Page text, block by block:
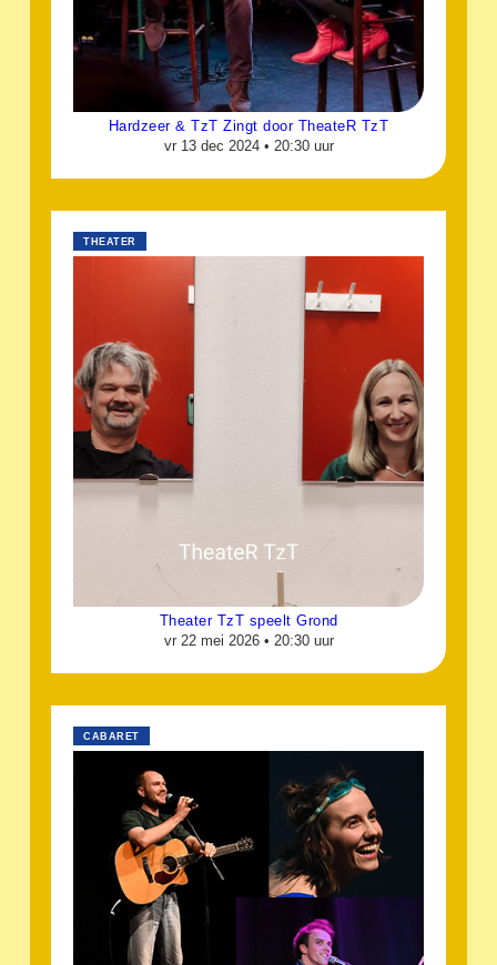
Hardzeer & TzT Zingt door TheateR TzT
vr 13 dec 2024 • 20:30 uur
THEATER
Theater TzT speelt Grond
vr 22 mei 2026 • 20:30 uur
CABARET